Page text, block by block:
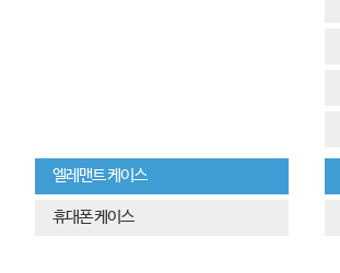
엘레맨트 케이스
휴대폰 케이스